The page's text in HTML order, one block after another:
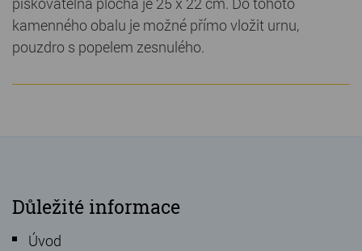
kamenného obalu je možné přímo vložit urnu,
pouzdro s popelem zesnulého.
Důležité informace
Úvod